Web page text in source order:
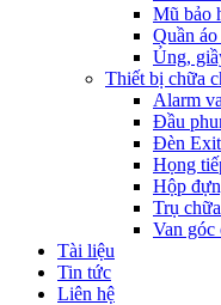
Mũ bảo
Quần
Ủng,
Thiết bị chữa
Alarm
Đầu
Đèn
Họng
Hộp
Trụ
Van góc
Tài liệu
Tin tức
Liên hệ